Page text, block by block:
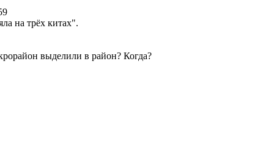
на трёх китах".
выделили в район? Когда?